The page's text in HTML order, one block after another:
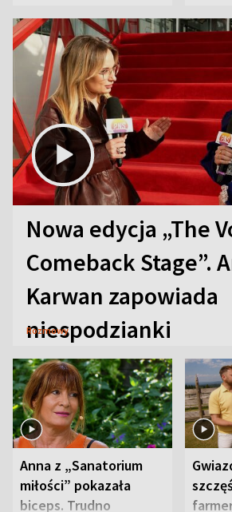
Nowa edycja „The
Comeback Stage”.
Karwan zapowiada
niespodzianki
Rozmowy
Anna z „Sanatorium
miłości” pokazała
biceps. Trudno